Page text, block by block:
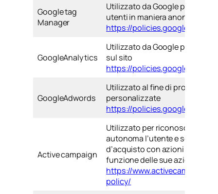
Google tag
Manager
Utilizzato da Google per
utenti in maniera anonima a
https://policies.google.com/
GoogleAnalytics
Utilizzato da Google per
sul sito
https://policies.google.com/
GoogleAdwords
Utilizzato al fine di proporre
personalizzate
https://policies.google.com/
Active campaign
Utilizzato per riconoscere in
autonoma l’utente e seguirlo
d’acquisto con azioni
funzione delle sue azioni sul
https://
policy/